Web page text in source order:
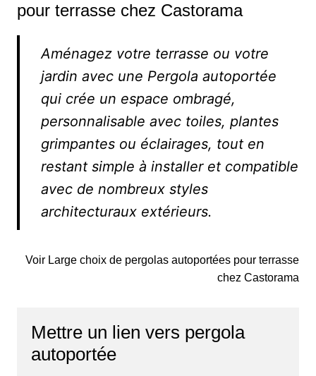
pour terrasse chez Castorama
Aménagez votre terrasse ou votre
jardin avec une Pergola autoportée
qui crée un espace ombragé,
personnalisable avec toiles, plantes
grimpantes ou éclairages, tout en
restant simple à installer et compatible
avec de nombreux styles
architecturaux extérieurs.
Voir Large choix de pergolas autoportées pour terrasse
chez Castorama
Mettre un lien vers pergola
autoportée